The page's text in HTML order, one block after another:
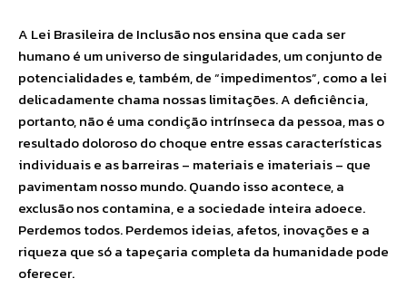
A Lei Brasileira de Inclusão nos ensina que cada ser
humano é um universo de singularidades, um conjunto de
potencialidades e, também, de “impedimentos”, como a lei
delicadamente chama nossas limitações. A deficiência,
portanto, não é uma condição intrínseca da pessoa, mas o
resultado doloroso do choque entre essas características
individuais e as barreiras – materiais e imateriais – que
pavimentam nosso mundo. Quando isso acontece, a
exclusão nos contamina, e a sociedade inteira adoece.
Perdemos todos. Perdemos ideias, afetos, inovações e a
riqueza que só a tapeçaria completa da humanidade pode
oferecer.